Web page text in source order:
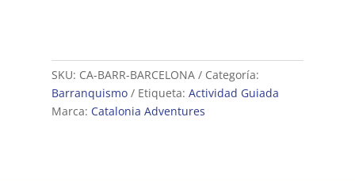
SKU: CA-BARR-BARCELONA
Categoría:
Barranquismo
Etiqueta: Actividad Guiada
Marca: Catalonia Adventures